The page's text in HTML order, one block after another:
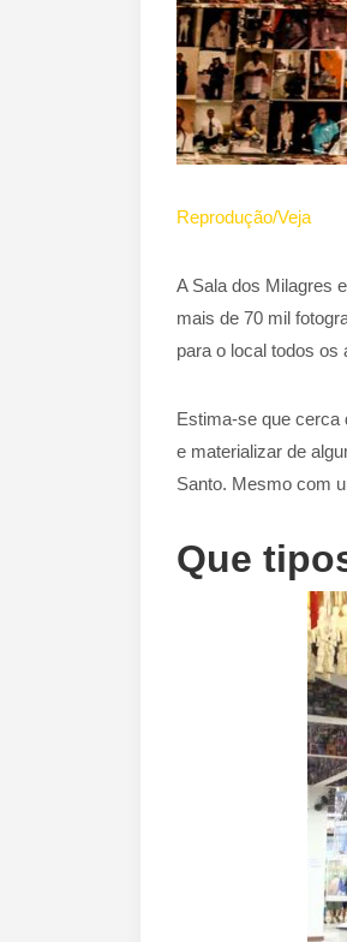
Reprodução/Veja
A Sala dos Milagres
mais de 70 mil
para o local todos os
Estima-se que cerca
e materializar de
Santo. Mesmo com
Que